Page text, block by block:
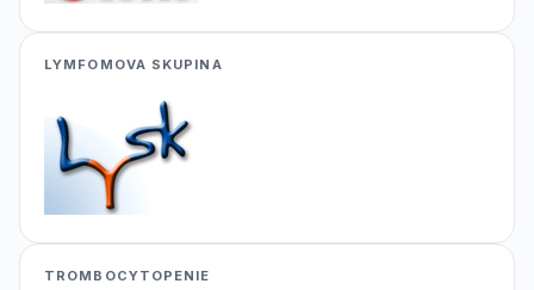
LYMFOMOVA SKUPINA
TROMBOCYTOPENIE